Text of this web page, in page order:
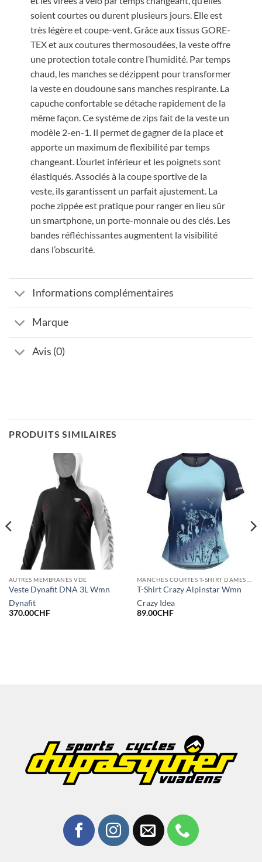
soient courtes ou durent plusieurs jours. Elle est
très légère et coupe-vent. Grâce aux tissus GORE-
TEX et aux coutures thermosoudées, la veste offre
une protection totale contre l’humidité. Par temps
chaud, les manches se dézippent pour transformer
la veste en doudoune sans manches respirante. La
capuche confortable se détache rapidement de la
même façon. Ce système de zips fait de la veste un
modèle 2-en-1. Il permet de gagner de la place et
apporte un maximum de flexibilité par temps
changeant. L’ourlet inférieur et les poignets sont
élastiqués. Associés à la coupe sportive de la
veste, ils garantissent un parfait ajustement. La
poche zippée est pratique pour ranger en lieu sûr
un smartphone, un porte-monnaie ou des clés. Les
bandes réfléchissantes augmentent la visibilité
dans l’obscurité.
Informations complémentaires
Marque
Avis (0)
PRODUITS SIMILAIRES
AUTRES MEMBRANES VDE
Veste Dynafit DNA 3L Wmn
Dynafit
370.00CHF
T-Shirt Crazy Alpinstar Wmn
Crazy Idea
89.00CHF